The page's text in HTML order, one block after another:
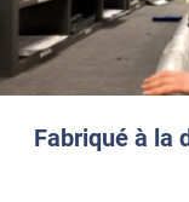
Fabriqué à la
• Donner du style à
• Personnaliser un
• Créer une
particuliers créatifs